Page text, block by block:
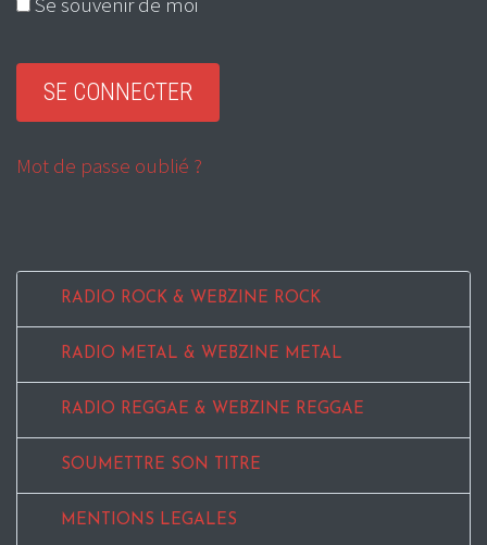
Mot de passe oublié ?
RADIO ROCK & WEBZINE ROCK
RADIO METAL & WEBZINE METAL
RADIO REGGAE & WEBZINE REGGAE
SOUMETTRE SON TITRE
MENTIONS LEGALES